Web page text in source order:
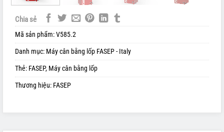
Chia sẻ
Mã sản phẩm:V585.2
Danh mục: Máy cân bằng lốp FASEP - Italy
Thẻ: FASEP, Máy cân bằng lốp
Thương hiệu: FASEP